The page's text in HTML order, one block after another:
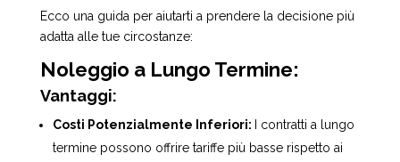
Ecco una guida per aiutarti a prendere la decisione più
adatta alle tue circostanze:
Noleggio a Lungo Termine:
Vantaggi:
Costi Potenzialmente Inferiori:
I contratti a lungo
termine possono offrire tariffe più basse rispetto ai